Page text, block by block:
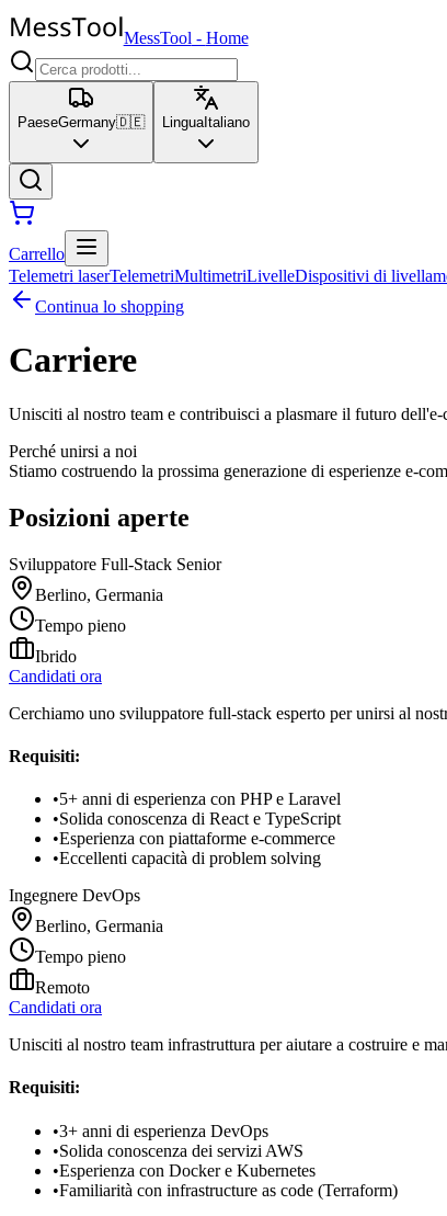
MessTool - Home
PaeseGermany🇩🇪 LinguaItaliano
Carrello
Telemetri laserTelemetriMultimetriLivelleDispositivi di
Continua lo shopping
Carriere
Unisciti al nostro team e contribuisci a plasmare il futuro dell'e-
Perché unirsi a noi
Stiamo costruendo la prossima generazione di esperienze e-
Posizioni aperte
Sviluppatore Full-Stack Senior
Berlino, Germania
Tempo pieno
Ibrido
Candidati ora
Cerchiamo uno sviluppatore full-stack esperto per unirsi al
Requisiti:
•5+ anni di esperienza con PHP e Laravel
•Solida conoscenza di React e TypeScript
•Esperienza con piattaforme e-commerce
•Eccellenti capacità di problem solving
Ingegnere DevOps
Berlino, Germania
Tempo pieno
Remoto
Candidati ora
Unisciti al nostro team infrastruttura per aiutare a costruire e
Requisiti:
•3+ anni di esperienza DevOps
•Solida conoscenza dei servizi AWS
•Esperienza con Docker e Kubernetes
•Familiarità con infrastructure as code (Terraform)